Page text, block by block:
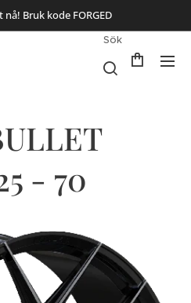
nå! Bruk kode FORGED
Sök
- 70